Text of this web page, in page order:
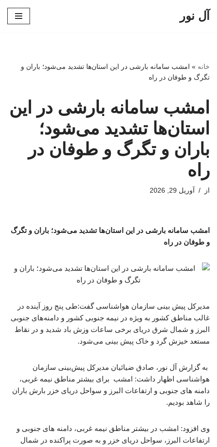
آل نور
خانه » امشب سامانه بارشی در این استان‌ها تشدید می‌شود؛ باران و
تگرگ و طوفان در راه
امشب سامانه بارشی در این
استان‌ها تشدید می‌شود؛
باران و تگرگ و طوفان در
راه
از آوریل 29, 2026
امشب سامانه بارشی در این استان‌ها تشدید می‌شود؛ باران و تگرگ
و طوفان در راه
مدیرکل پیش بینی سازمان هواشناسی گفت:طی پنج روز آینده در
غالب مناطق کشور به ویژه در نیمه جنوبی کشور و دامنه‌های جنوبی
البرز و شمال شرق دریای برخی ساعات وزش باد شدید و در نقاط
مستعد خیزش گرد و خاک پیش بینی می‌شود.
به گزارش آل نور، صادق ضیائیان مدیرکل پیش‌بینی سازمان
هواشناسی اظهار داشت: امشب برای بیشتر مناطق نیمه غربی،
دامنه های جنوبی و ارتفاعات البرز و سواحل دریای خزر بارش باران
را شاهد بودیم.
وی افزود: امشب در بیشتر مناطق نیمه غربی، دامنه های جنوبی و
ارتفاعات البرز، سواحل دریای خزر و به صورت پراکنده در شمال